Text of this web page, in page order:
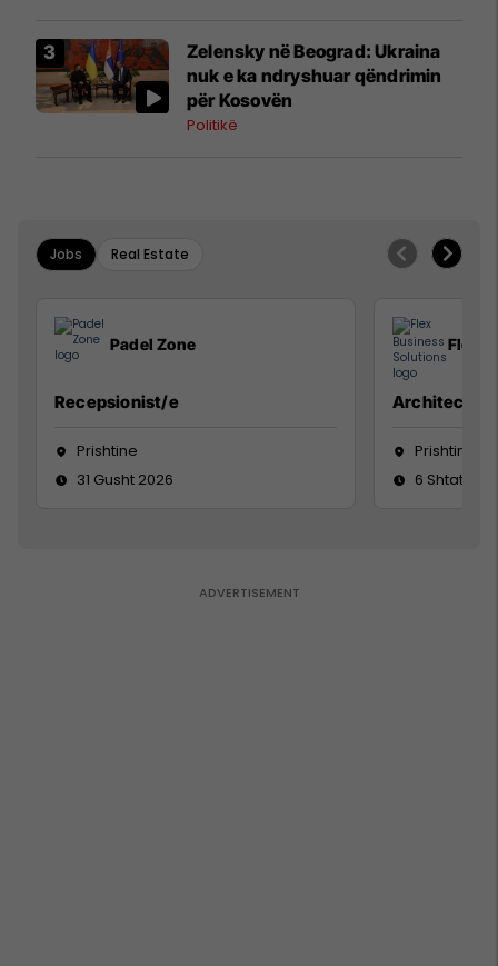
Zelensky në Beograd: Ukraina
nuk e ka ndryshuar qëndrimin
për Kosovën
Politikë
Jobs Real Estate
Padel Zone
Recepsionist/e
Prishtine
31 Gusht 2026
Flex
Architect
Prishtinë
6 Shtator